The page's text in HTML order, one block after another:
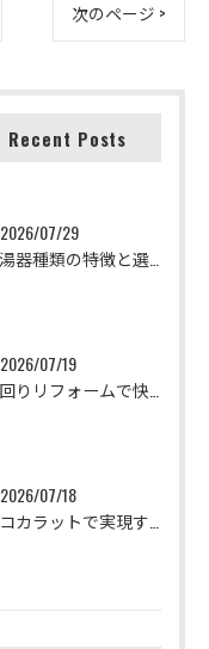
次のページ >
Recent Posts
2026/07/29
2026/07/19
2026/07/18